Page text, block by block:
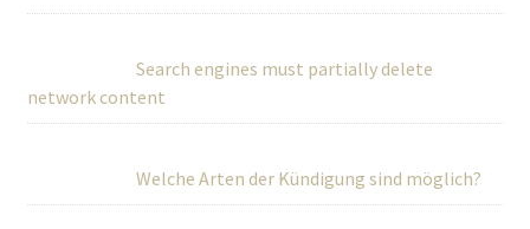
Search engines must partially delete
network content
Welche Arten der Kündigung sind möglich?